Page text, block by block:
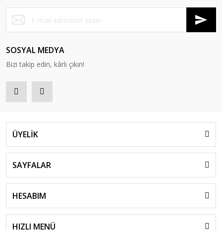
SOSYAL MEDYA
Bizi takip edin, kârlı çıkın!
ÜYELİK
SAYFALAR
HESABIM
HIZLI MENÜ